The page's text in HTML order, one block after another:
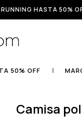
HASTA 50%
50% OFF
camisa